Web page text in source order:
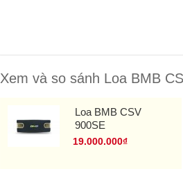
Xem và so sánh Loa BMB
Loa BMB CSV
900SE
19.000.000₫